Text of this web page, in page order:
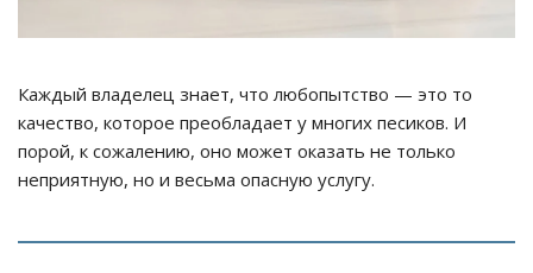
Каждый владелец знает, что любопытство — это то
качество, которое преобладает у многих песиков. И
порой, к сожалению, оно может оказать не только
неприятную, но и весьма опасную услугу.